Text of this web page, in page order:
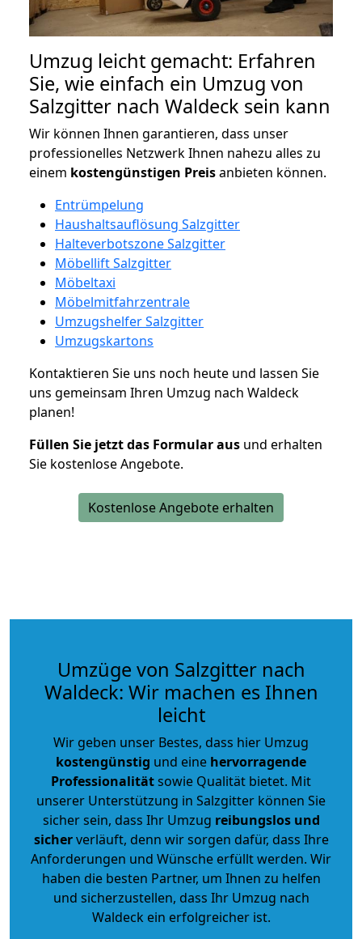
Umzug leicht gemacht: Erfahren
Sie, wie einfach ein Umzug von
Salzgitter nach Waldeck sein kann
Wir können Ihnen garantieren, dass unser
professionelles Netzwerk Ihnen nahezu alles zu
einem kostengünstigen Preisanbieten können.
Entrümpelung
Haushaltsauflösung Salzgitter
Halteverbotszone Salzgitter
Möbellift Salzgitter
Möbeltaxi
Möbelmitfahrzentrale
Umzugshelfer Salzgitter
Umzugskartons
Kontaktieren Sie uns noch heute und lassen Sie
uns gemeinsam Ihren Umzug nach Waldeck
planen!
Füllen Sie jetzt das Formular aus und erhalten
Sie kostenlose Angebote.
Kostenlose Angebote erhalten
Umzüge von Salzgitter nach
Waldeck: Wir machen es Ihnen
leicht
Wir geben unser Bestes, dass hier Umzug
kostengünstig und eine hervorragende
Professionalitätsowie Qualität bietet. Mit
unserer Unterstützung in Salzgitter können Sie
sicher sein, dass Ihr Umzug reibungslos und
sicherverläuft, denn wir sorgen dafür, dass Ihre
Anforderungen und Wünsche erfüllt werden. Wir
haben die besten Partner, um Ihnen zu helfen
und sicherzustellen, dass Ihr Umzug nach
Waldeck ein erfolgreicher ist.